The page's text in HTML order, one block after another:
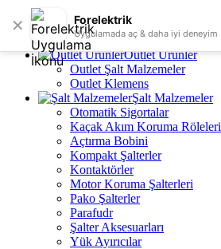
✕ Forelektrik
Uygulamada aç & daha iyi deneyim
Skip to navigation Skip to main content
Tüm Kategoriler
Outlet Ürünler
Outlet Şalt Malzemeler
Outlet Klemens
Şalt Malzemeler
Otomatik Sigortalar
Kaçak Akım Koruma Röleleri
Açtırma Bobini
Kompakt Şalterler
Kontaktörler
Motor Koruma Şalterleri
Pako Şalterler
Parafudr
Şalter Aksesuarları
Yük Ayırıcılar